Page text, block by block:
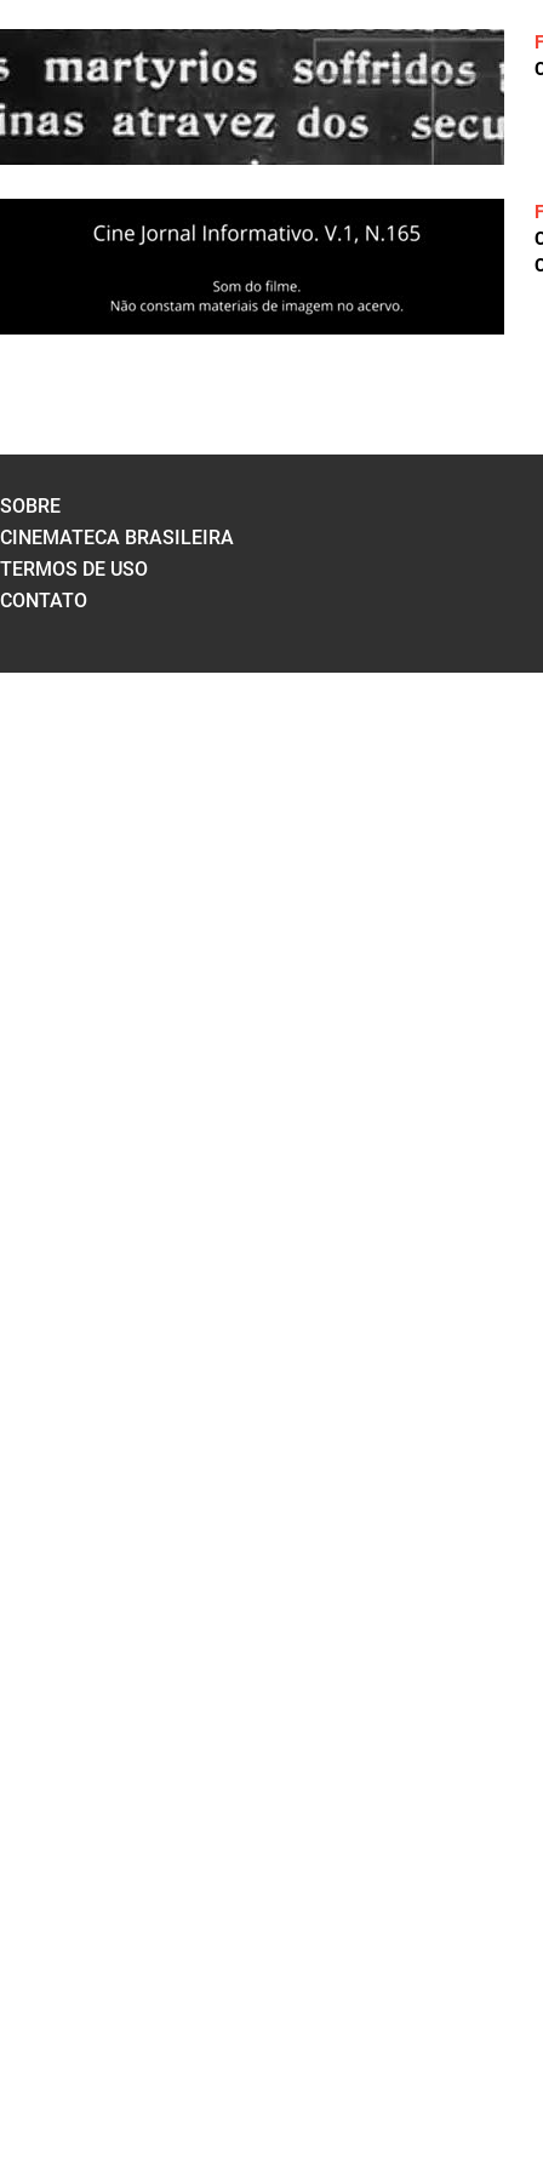
SOBRE
CINEMATECA BRASILEIRA
TERMOS DE USO
CONTATO